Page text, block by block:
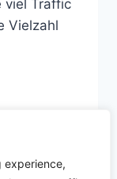
experience,
viel Traffic
Vielzahl